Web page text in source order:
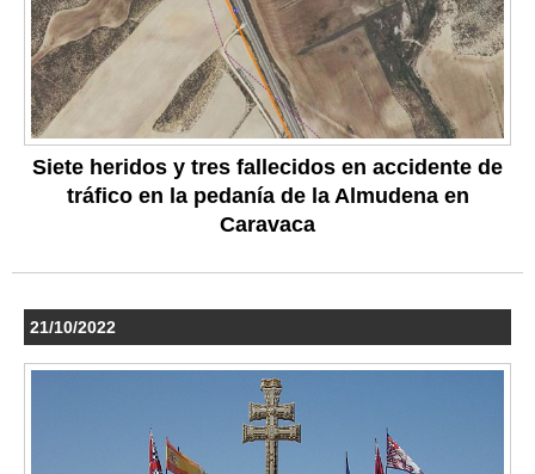
Siete heridos y tres fallecidos en accidente de
tráfico en la pedanía de la Almudena en
Caravaca
21/10/2022